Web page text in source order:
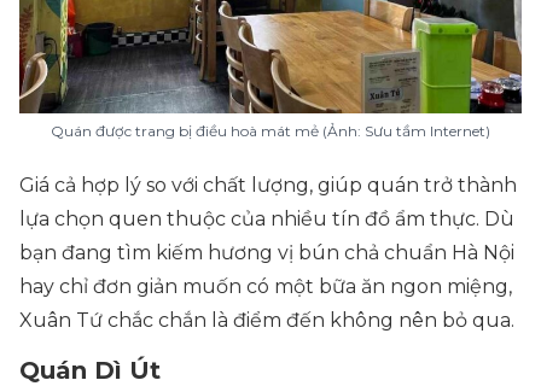
Quán được trang bị điều hoà mát mẻ (Ảnh: Sưu tầm Internet)
Giá cả hợp lý so với chất lượng, giúp quán trở thành
lựa chọn quen thuộc của nhiều tín đồ ẩm thực. Dù
bạn đang tìm kiếm hương vị bún chả chuẩn Hà Nội
hay chỉ đơn giản muốn có một bữa ăn ngon miệng,
Xuân Tứ chắc chắn là điểm đến không nên bỏ qua.
Quán Dì Út